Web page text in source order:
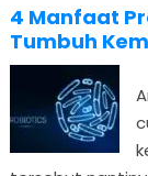
4 Manfaat
Tumbuh